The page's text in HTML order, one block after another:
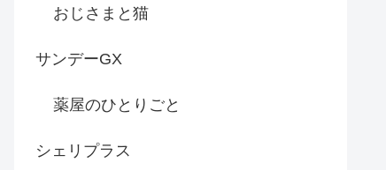
おじさまと猫
サンデーGX
薬屋のひとりごと
シェリプラス